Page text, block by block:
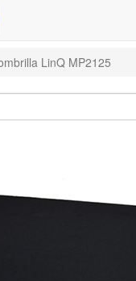
LinQ MP2125